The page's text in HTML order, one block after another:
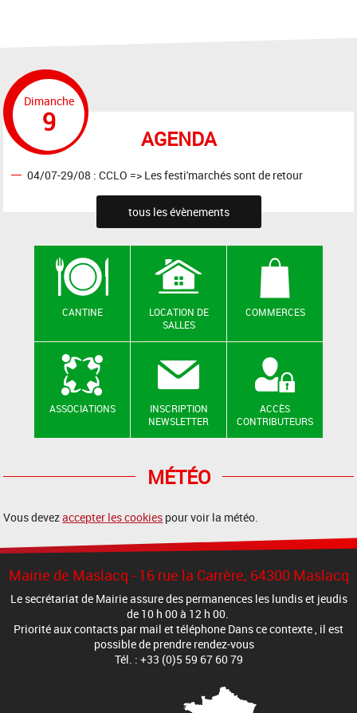
AGENDA
Dimanche
9
04/07-29/08 : CCLO => Les festi'marchés sont de retour
tous les évènements
CANTINE
LOCATION DE
SALLES
COMMERCES
ASSOCIATIONS
INSCRIPTION
NEWSLETTER
ACCÈS
CONTRIBUTEURS
MÉTÉO
Vous devezaccepter les cookies pour voir la météo.
Mairie de Maslacq - 16 rue la Carrère, 64300 Maslacq
Le secrétariat de Mairie assure des permanences les lundis et jeudis
de 10 h 00 à 12 h 00.
Priorité aux contacts par mail et téléphone Dans ce contexte , il est
possible de prendre rendez-vous
Tél. : +33 (0)5 59 67 60 79